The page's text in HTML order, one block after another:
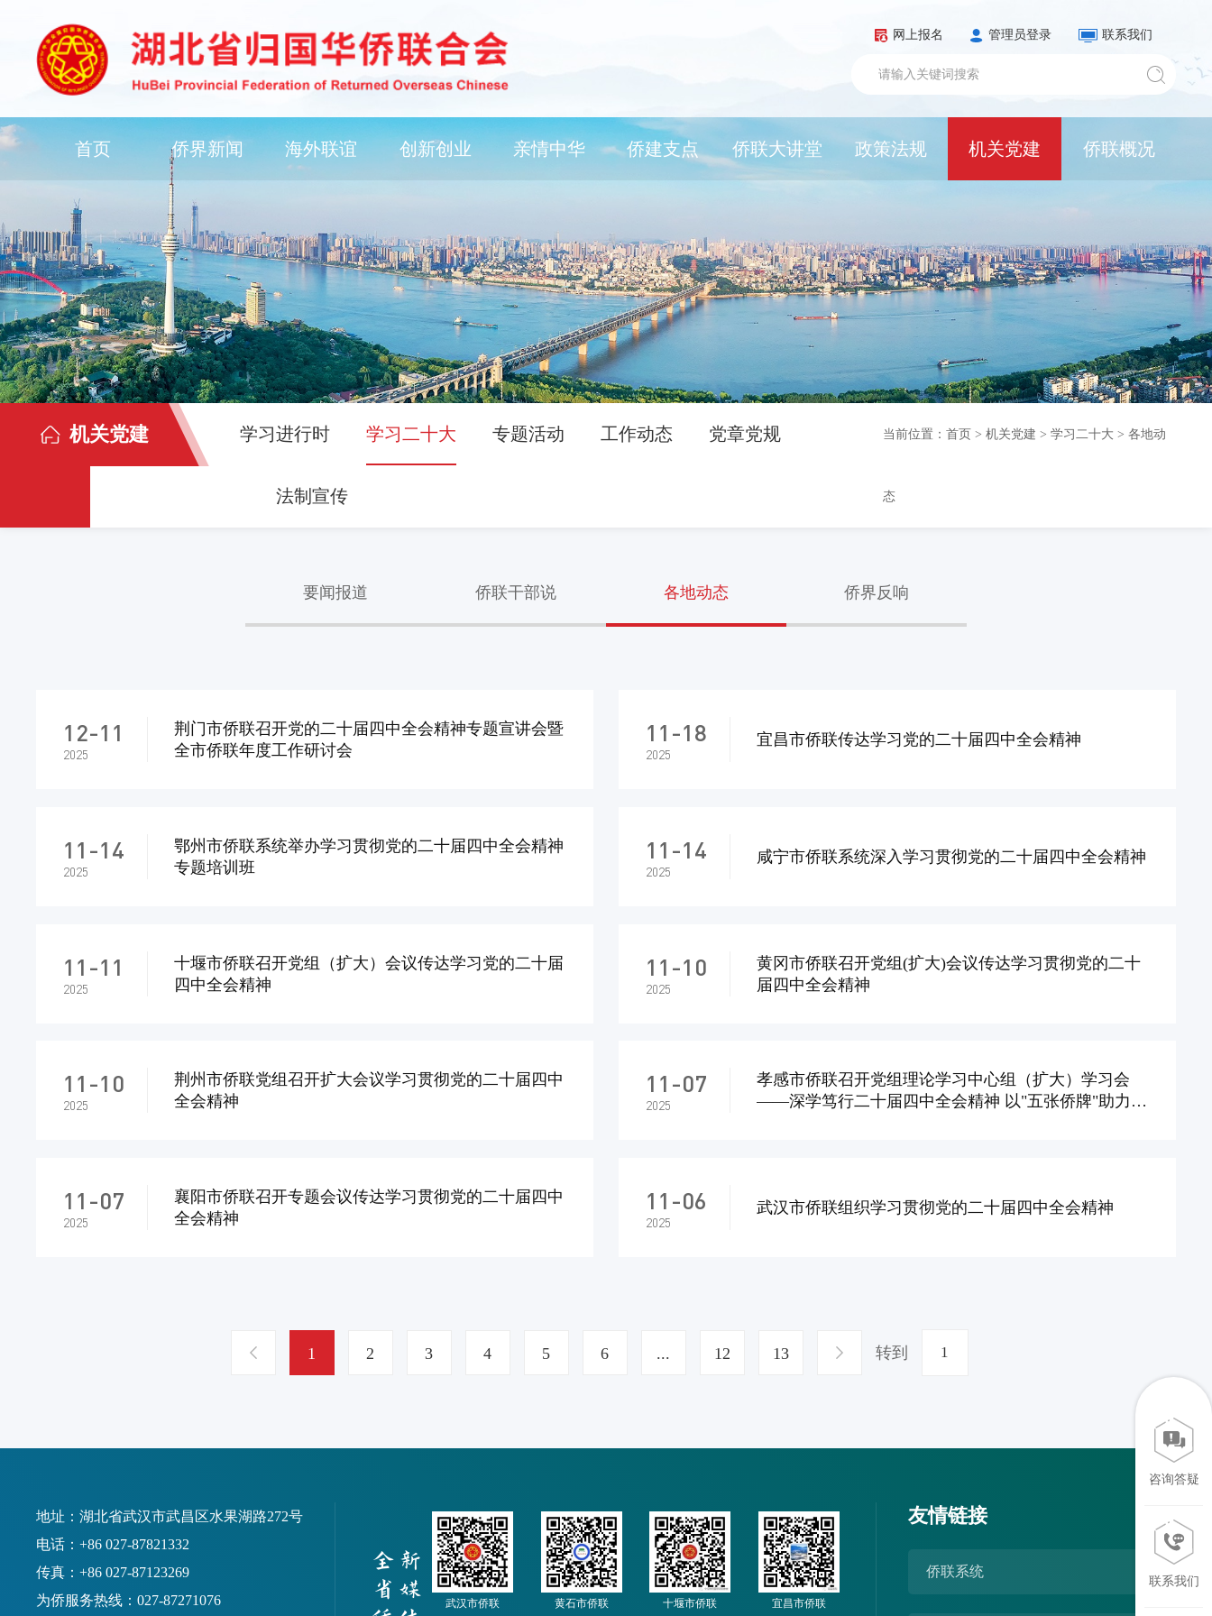
网上报名 管理员登录 联系我们
首页 侨界新闻 海外联谊 创新创业 亲情中华 侨建支点 侨联大讲堂 政策法规 机关党建 侨联概况
机关党建 学习进行时 学习二十大 专题活动 工作动态 党章党规
法制宣传
当前位置： 首页 > 机关党建 > 学习二十大 > 各地动
态
要闻报道 侨联干部说 各地动态 侨界反响
12-11
2025
荆门市侨联召开党的二十届四中全会精神专题宣讲会暨
全市侨联年度工作研讨会
11-18
2025
宜昌市侨联传达学习党的二十届四中全会精神
11-14
2025
鄂州市侨联系统举办学习贯彻党的二十届四中全会精神
专题培训班
11-14
2025
咸宁市侨联系统深入学习贯彻党的二十届四中全会精神
11-11
2025
十堰市侨联召开党组（扩大）会议传达学习党的二十届
四中全会精神
11-10
2025
黄冈市侨联召开党组(扩大)会议传达学习贯彻党的二十
届四中全会精神
11-10
2025
荆州市侨联党组召开扩大会议学习贯彻党的二十届四中
全会精神
11-07
2025
孝感市侨联召开党组理论学习中心组（扩大）学习会
——深学笃行二十届四中全会精神 以"五张侨牌"助力副
11-07
2025
襄阳市侨联召开专题会议传达学习贯彻党的二十届四中
全会精神
11-06
2025
武汉市侨联组织学习贯彻党的二十届四中全会精神
1 2 3 4 5 6 ... 12 13 转到
地址：湖北省武汉市武昌区水果湖路272号
电话：+86 027-87821332
传真：+86 027-87123269
为侨服务热线：027-87271076
武汉市侨联 黄石市侨联 十堰市侨联 宜昌市侨联
友情链接
侨联系统
咨询答疑
联系我们